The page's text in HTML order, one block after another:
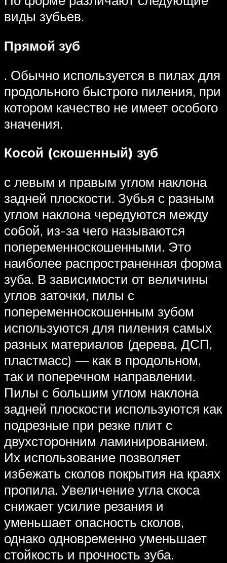
виды зубьев.
Прямой зуб
. Обычно используется в пилах для
продольного быстрого пиления, при
котором качество не имеет особого
значения.
Косой (скошенный) зуб
с левым и правым углом наклона
задней плоскости. Зубья с разным
углом наклона чередуются между
собой, из-за чего называются
попеременноскошенными. Это
наиболее распространенная форма
зуба. В зависимости от величины
углов заточки, пилы с
попеременноскошенным зубом
используются для пиления самых
разных материалов (дерева, ДСП,
пластмасс) — как в продольном,
так и поперечном направлении.
Пилы с большим углом наклона
задней плоскости используются как
подрезные при резке плит с
двухсторонним ламинированием.
Их использование позволяет
избежать сколов покрытия на краях
пропила. Увеличение угла скоса
снижает усилие резания и
уменьшает опасность сколов,
однако одновременно уменьшает
стойкость и прочность зуба.